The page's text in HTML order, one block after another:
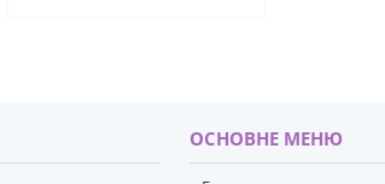
ОСНОВНЕ МЕНЮ